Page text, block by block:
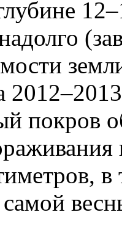
покров